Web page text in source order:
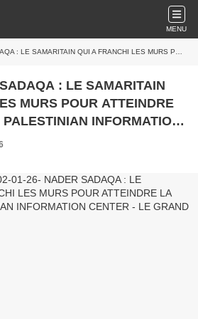
MENU
LES MURS POUR ATTEINDRE LA LIBERTE (THE PALESTINIAN INFORMATION CENTER - LE GRAND SOIR)
: LE SAMARITAIN
MURS POUR ATTEINDRE
SOIR)